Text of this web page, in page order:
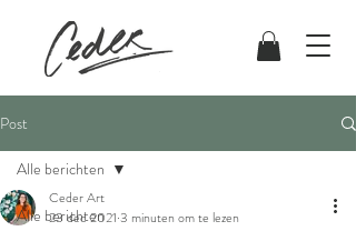
Post
Alle berichten
Alle berichten
Ceder Art
23 dec 2021 3 minuten om te lezen